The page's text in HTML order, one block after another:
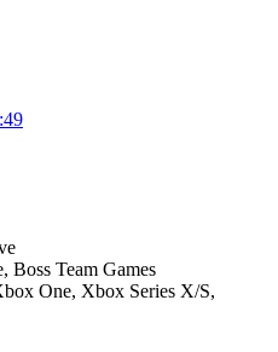
Boss Team Games
One, Xbox Series X/S,